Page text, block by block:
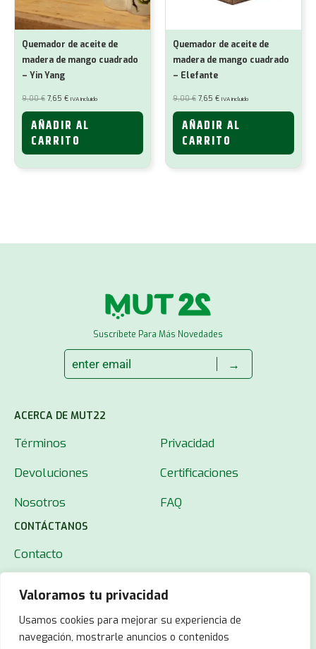
Valoramos tu privacidad
Usamos cookies para mejorar su experiencia de
navegación, mostrarle anuncios o contenidos
Quemador de aceite de
madera de mango cuadrado
– Yin Yang
9,00€ El
precio
original
9,00 €.
7,65 €El
actual
7,65 €.
IVA incluido
AÑADIR AL
CARRITO
Quemador de aceite de
madera de mango cuadrado
– Elefante
9,00€ El
precio
original
9,00 €.
7,65 €El
actual
7,65 €.
IVA incluido
AÑADIR AL
CARRITO
Suscríbete Para Más Novedades
→
ACERCA DE MUT22
Términos
Privacidad
Devoluciones
Certificaciones
Nosotros
FAQ
CONTÁCTANOS
Contacto